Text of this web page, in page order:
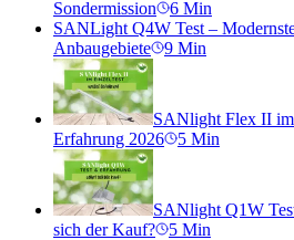
Sondermission
6 Min
SANLight Q4W Test –
Anbaugebiete
9 Min
SANlight Flex II
Erfahrung 2026
5 Min
SANlight Q1W
sich der Kauf?
5 Min